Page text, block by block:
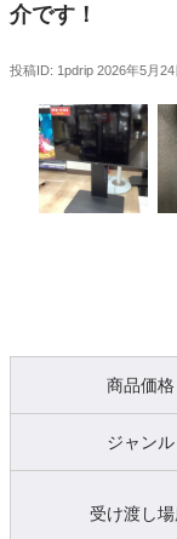
介です！
投稿ID: 1pdrip 2026年5月
商品価格
ジャンル
受け渡し